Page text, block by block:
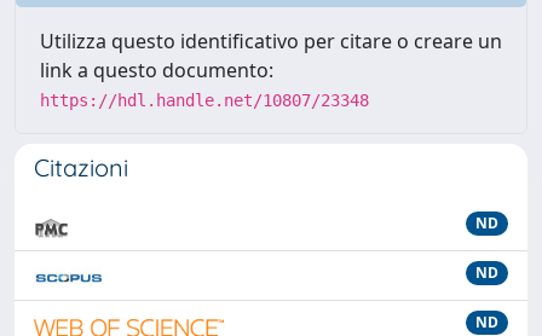
Utilizza questo identificativo per citare o creare un
link a questo documento:
https://hdl.handle.net/10807/23348
Citazioni
ND
ND
ND